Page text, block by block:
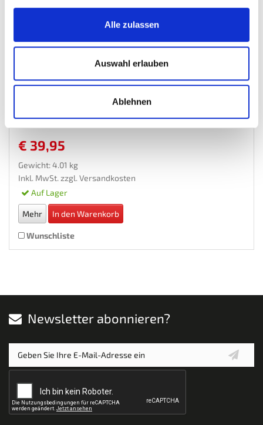
Alle zulassen
Auswahl erlauben
Ablehnen
Gerätehalter Set 13 tlg. - Gartengeräte...
€ 39,95
Gewicht: 4.01 kg
Inkl. MwSt. zzgl. Versandkosten
Auf Lager
Mehr In den Warenkorb
Wunschliste
Newsletter abonnieren?